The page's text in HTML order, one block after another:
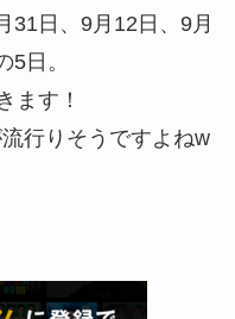
31日、9月12日、9月
日。
ます！
行りそうですよねw